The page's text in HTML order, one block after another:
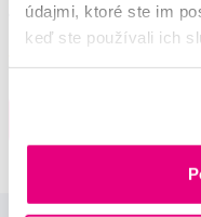
údajmi, ktoré ste im
keď ste používali ich
149,99 €